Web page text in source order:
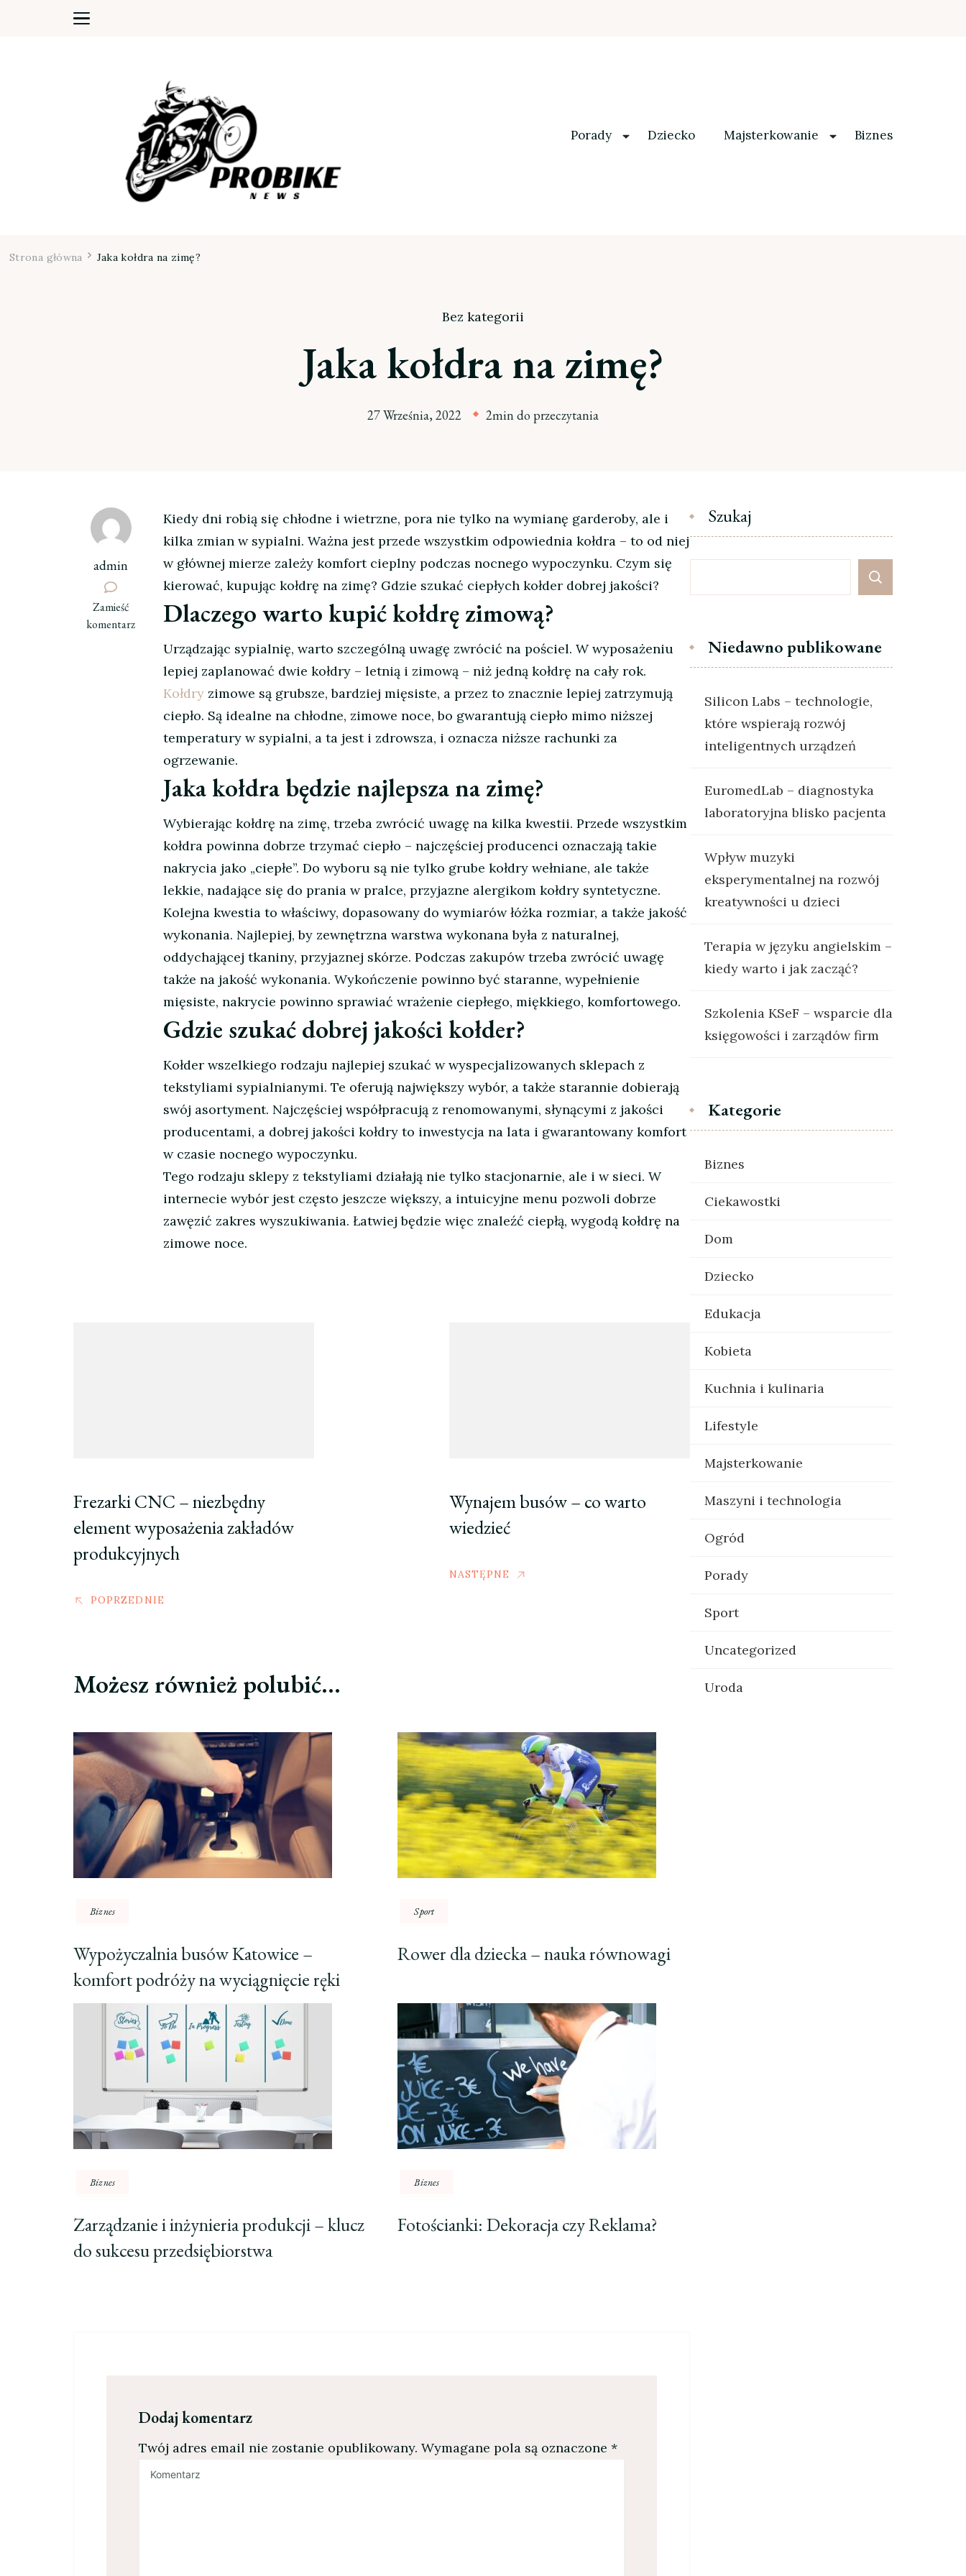
Porady Dziecko Majsterkowanie Biznes
Strona główna Jaka kołdra na zimę?
Bez kategorii
Jaka kołdra na zimę?
27 Września, 2022 2min do przeczytania
admin
Zamieść
komentarz
we
wpisie
Kiedy dni robią się chłodne i wietrzne, pora nie tylko na wymianę garderoby, ale i
kilka zmian w sypialni. Ważna jest przede wszystkim odpowiednia kołdra – to od niej
w głównej mierze zależy komfort cieplny podczas nocnego wypoczynku. Czym się
kierować, kupując kołdrę na zimę? Gdzie szukać ciepłych kołder dobrej jakości?
Dlaczego warto kupić kołdrę zimową?
Urządzając sypialnię, warto szczególną uwagę zwrócić na pościel. W wyposażeniu
lepiej zaplanować dwie kołdry – letnią i zimową – niż jedną kołdrę na cały rok.
Kołdry zimowe są grubsze, bardziej mięsiste, a przez to znacznie lepiej zatrzymują
ciepło. Są idealne na chłodne, zimowe noce, bo gwarantują ciepło mimo niższej
temperatury w sypialni, a ta jest i zdrowsza, i oznacza niższe rachunki za
ogrzewanie.
Jaka kołdra będzie najlepsza na zimę?
Wybierając kołdrę na zimę, trzeba zwrócić uwagę na kilka kwestii. Przede wszystkim
kołdra powinna dobrze trzymać ciepło – najczęściej producenci oznaczają takie
nakrycia jako „ciepłe”. Do wyboru są nie tylko grube kołdry wełniane, ale także
lekkie, nadające się do prania w pralce, przyjazne alergikom kołdry syntetyczne.
Kolejna kwestia to właściwy, dopasowany do wymiarów łóżka rozmiar, a także jakość
wykonania. Najlepiej, by zewnętrzna warstwa wykonana była z naturalnej,
oddychającej tkaniny, przyjaznej skórze. Podczas zakupów trzeba zwrócić uwagę
także na jakość wykonania. Wykończenie powinno być staranne, wypełnienie
mięsiste, nakrycie powinno sprawiać wrażenie ciepłego, miękkiego, komfortowego.
Gdzie szukać dobrej jakości kołder?
Kołder wszelkiego rodzaju najlepiej szukać w wyspecjalizowanych sklepach z
tekstyliami sypialnianymi. Te oferują największy wybór, a także starannie dobierają
swój asortyment. Najczęściej współpracują z renomowanymi, słynącymi z jakości
producentami, a dobrej jakości kołdry to inwestycja na lata i gwarantowany komfort
w czasie nocnego wypoczynku.
Tego rodzaju sklepy z tekstyliami działają nie tylko stacjonarnie, ale i w sieci. W
internecie wybór jest często jeszcze większy, a intuicyjne menu pozwoli dobrze
zawęzić zakres wyszukiwania. Łatwiej będzie więc znaleźć ciepłą, wygodą kołdrę na
zimowe noce.
Frezarki CNC – niezbędny
element wyposażenia zakładów
produkcyjnych
POPRZEDNIE
Wynajem busów – co warto
wiedzieć
NASTĘPNE
Możesz również polubić…
Biznes
Wypożyczalnia busów Katowice –
komfort podróży na wyciągnięcie ręki
Sport
Rower dla dziecka – nauka równowagi
Biznes
Zarządzanie i inżynieria produkcji – klucz
do sukcesu przedsiębiorstwa
Biznes
Fotościanki: Dekoracja czy Reklama?
Dodaj komentarz
Twój adres email nie zostanie opublikowany. Wymagane pola są oznaczone *
Szukaj
Niedawno publikowane
Silicon Labs – technologie,
które wspierają rozwój
inteligentnych urządzeń
EuromedLab – diagnostyka
laboratoryjna blisko pacjenta
Wpływ muzyki
eksperymentalnej na rozwój
kreatywności u dzieci
Terapia w języku angielskim –
kiedy warto i jak zacząć?
Szkolenia KSeF – wsparcie dla
księgowości i zarządów firm
Kategorie
Biznes
Ciekawostki
Dom
Dziecko
Edukacja
Kobieta
Kuchnia i kulinaria
Lifestyle
Majsterkowanie
Maszyni i technologia
Ogród
Porady
Sport
Uncategorized
Uroda